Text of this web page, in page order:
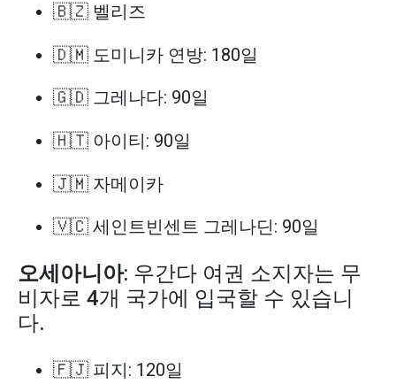
🇧🇿 벨리즈
🇩🇲 도미니카 연방: 180일
🇬🇩 그레나다: 90일
🇭🇹 아이티: 90일
🇯🇲 자메이카
🇻🇨 세인트빈센트 그레나딘: 90일
오세아니아: 우간다 여권 소지자는 무
비자로 4개 국가에 입국할 수 있습니
다.
🇫🇯 피지: 120일